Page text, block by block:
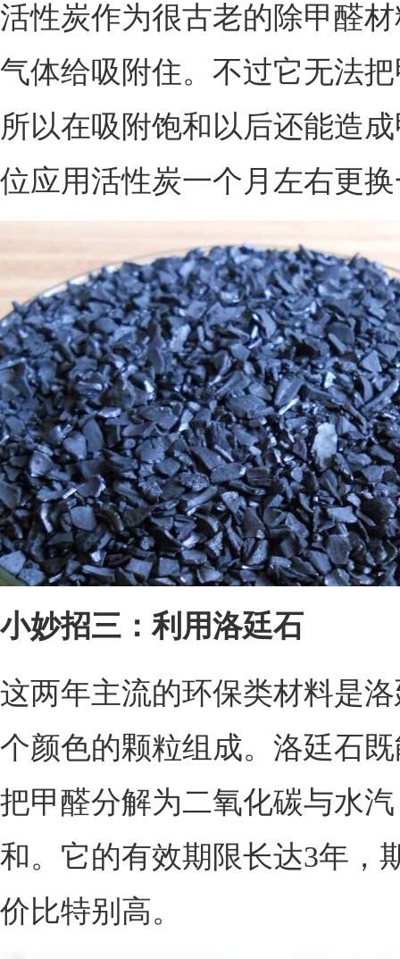
活性炭作为很古老的除甲醛
气体给吸附住。不过它无法
所以在吸附饱和以后还能造
位应用活性炭一个月左右更
小妙招三：利用洛廷石
这两年主流的环保类材料是
个颜色的颗粒组成。洛廷石
把甲醛分解为二氧化碳与水
和。它的有效期限长达3年，
价比特别高。